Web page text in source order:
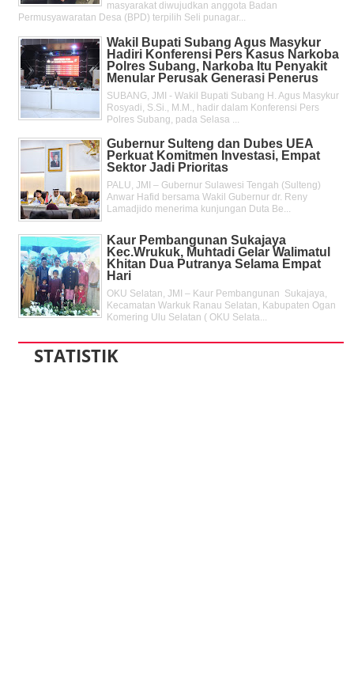
masyarakat diwujudkan anggota Badan
Permusyawaratan Desa (BPD) terpilih Seli punagar...
Wakil Bupati Subang Agus Masykur
Hadiri Konferensi Pers Kasus Narkoba
Polres Subang, Narkoba Itu Penyakit
Menular Perusak Generasi Penerus
SUBANG, JMI - Wakil Bupati Subang H. Agus Masykur
Rosyadi, S.Si., M.M., hadir dalam Konferensi Pers
Polres Subang, pada Selasa ...
Gubernur Sulteng dan Dubes UEA
Perkuat Komitmen Investasi, Empat
Sektor Jadi Prioritas
PALU, JMI – Gubernur Sulawesi Tengah (Sulteng)
Anwar Hafid bersama Wakil Gubernur dr. Reny
Lamadjido menerima kunjungan Duta Be...
Kaur Pembangunan Sukajaya
Kec.Wrukuk, Muhtadi Gelar Walimatul
Khitan Dua Putranya Selama Empat
Hari
OKU Selatan, JMI – Kaur Pembangunan Sukajaya,
Kecamatan Warkuk Ranau Selatan, Kabupaten Ogan
Komering Ulu Selatan ( OKU Selata...
STATISTIK